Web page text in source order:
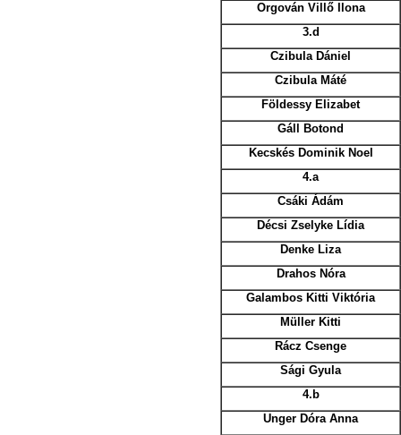
Orgován Villő Ilona
3.d
Czibula Dániel
Czibula Máté
Földessy Elizabet
Gáll Botond
Kecskés Dominik Noel
4.a
Csáki Ádám
Décsi Zselyke Lídia
Denke Liza
Drahos Nóra
Galambos Kitti Viktória
Müller Kitti
Rácz Csenge
Sági Gyula
4.b
Unger Dóra Anna